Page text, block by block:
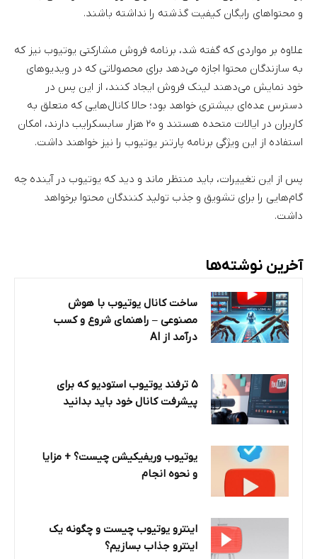
و محتواهای رایگان کیفیت گذشته را نداشته باشند.
علاوه بر مواردی که گفته شد، برنامه فروش مشارکتی یوتیوب نیز که
به سازندگان محتوا اجازه می‌دهد برای محصولاتی که در ویدیوهای
خود نمایش می‌دهند لینک فروش ایجاد کنند، از این پس در
دسترس عده‌ای بیشتری خواهد بود؛ حالا کانال‌هایی که متعلق به
کاربران در ایالات متحده هستند و ۲۰ هزار سابسکرایب دارند، امکان
استفاده از این ویژگی برنامه پارتنر یوتیوب را نیز خواهند داشت.
پس از این تغییرات، باید منتظر ماند و دید که یوتیوب در آینده چه
گام‌هایی را برای تشویق و جذب تولید کنندگان محتوا برخواهد
داشت.
آخرین نوشته‌ها
ساخت کانال یوتیوب با هوش
مصنوعی – راهنمای شروع و کسب
درآمد از AI
۵ ترفند یوتیوب استودیو که برای
پیشرفت کانال خود باید بدانید
یوتیوب وریفیکیشن چیست؟ + مزایا
و نحوه انجام
اینترو یوتیوب چیست و چگونه یک
اینترو جذاب بسازیم؟